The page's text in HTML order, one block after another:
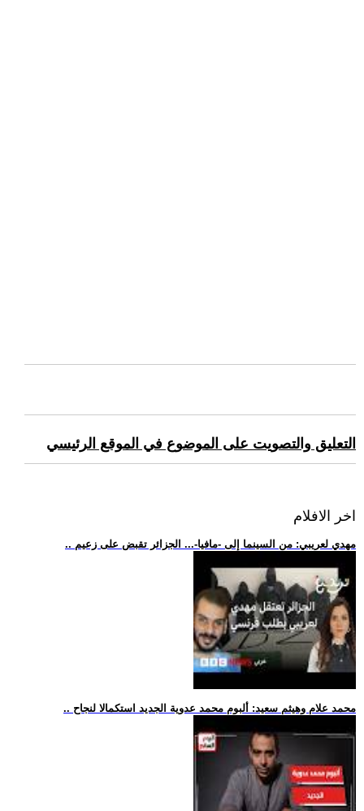
التعليق والتصويت على الموضوع في الموقع الرئيسي
اخر الافلام
.. مهدي لعريبي: من السينما إلى -مافيا-... الجزائر تقبض على زعيم
.. محمد علام وهيثم سعيد: ألبوم محمد عدوية الجديد استكمالا لنجاح